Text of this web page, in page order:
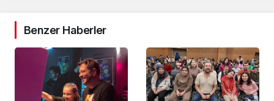
Benzer Haberler